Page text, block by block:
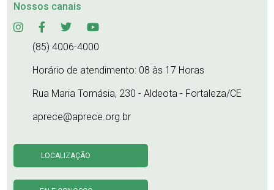
Nossos canais
(85) 4006-4000
Horário de atendimento: 08 às 17 Horas
Rua Maria Tomásia, 230 - Aldeota - Fortaleza/CE
aprece@aprece.org.br
LOCALIZAÇÃO